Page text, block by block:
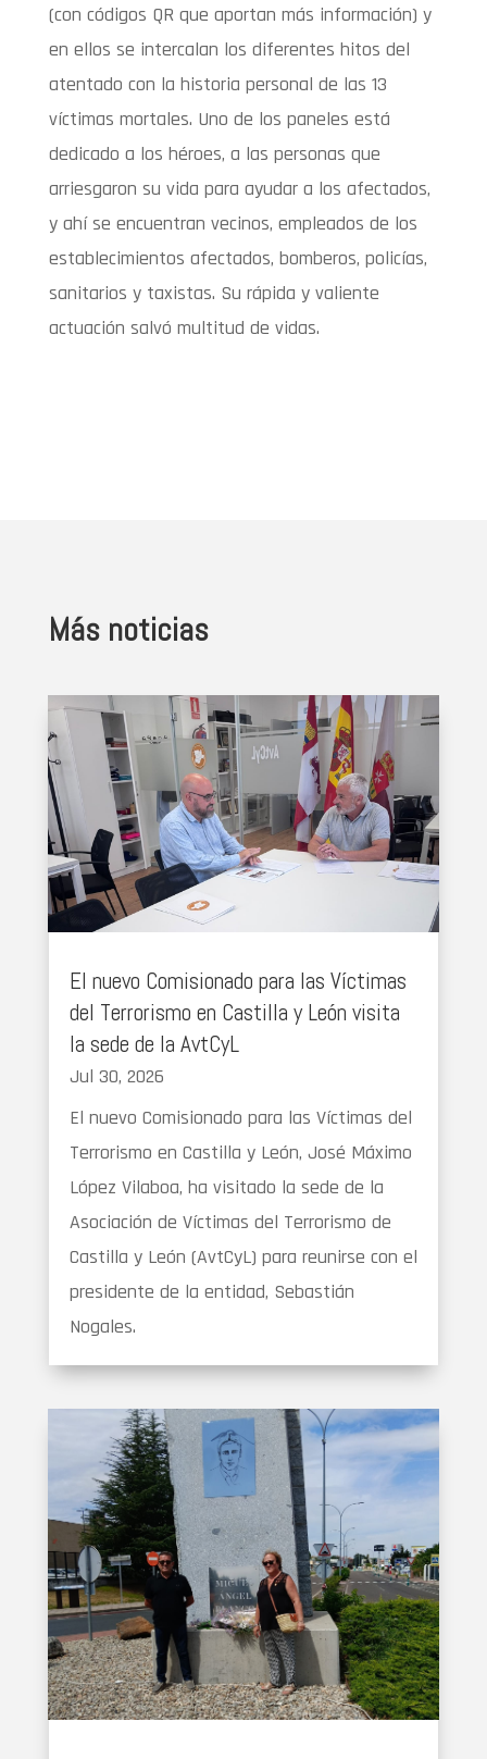
(con códigos QR que aportan más información) y
en ellos se intercalan los diferentes hitos del
atentado con la historia personal de las 13
víctimas mortales. Uno de los paneles está
dedicado a los héroes, a las personas que
arriesgaron su vida para ayudar a los afectados,
y ahí se encuentran vecinos, empleados de los
establecimientos afectados, bomberos, policías,
sanitarios y taxistas. Su rápida y valiente
actuación salvó multitud de vidas.
Más noticias
El nuevo Comisionado para las Víctimas
del Terrorismo en Castilla y León visita
la sede de la AvtCyL
Jul 30, 2026
El nuevo Comisionado para las Víctimas del
Terrorismo en Castilla y León, José Máximo
López Vilaboa, ha visitado la sede de la
Asociación de Víctimas del Terrorismo de
Castilla y León (AvtCyL) para reunirse con el
presidente de la entidad, Sebastián
Nogales.